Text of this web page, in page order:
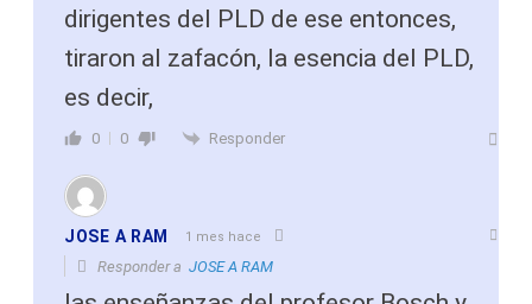
dirigentes del PLD de ese entonces,
tiraron al zafacón, la esencia del PLD,
es decir,
0 0 Responder
JOSE A RAM 1 mes hace
Responder a JOSE A RAM